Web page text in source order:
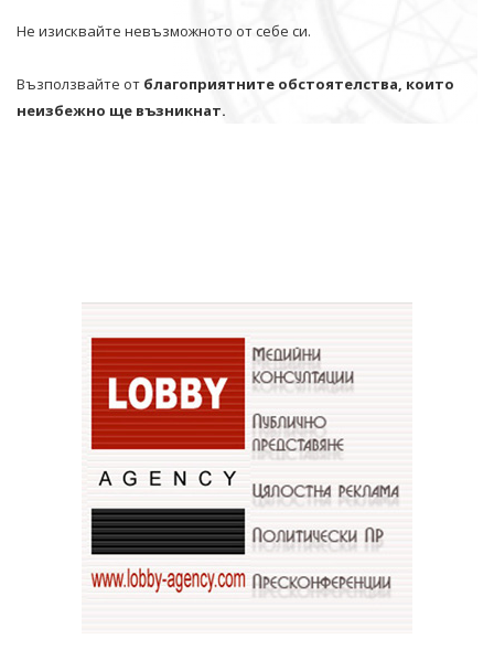
Не изисквайте невъзможното от себе си.
Възползвайте от благоприятните обстоятелства, които
неизбежно ще възникнат.